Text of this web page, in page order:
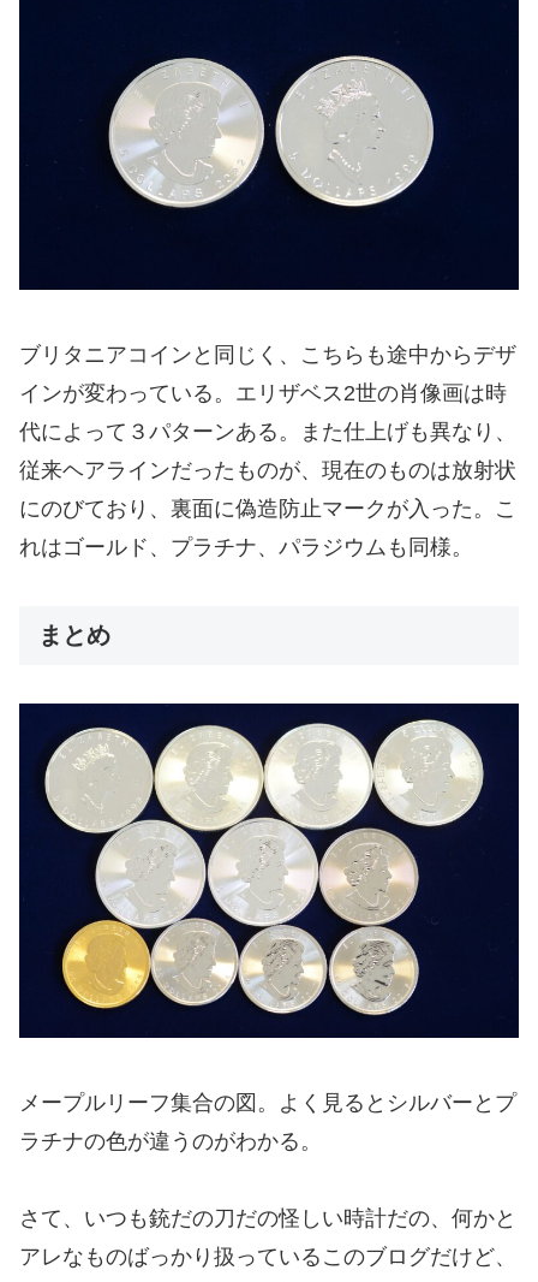
ブリタニアコインと同じく、こちらも途中からデザ
インが変わっている。エリザベス2世の肖像画は時
代によって３パターンある。また仕上げも異なり、
従来ヘアラインだったものが、現在のものは放射状
にのびており、裏面に偽造防止マークが入った。こ
れはゴールド、プラチナ、パラジウムも同様。
まとめ
メープルリーフ集合の図。よく見るとシルバーとプ
ラチナの色が違うのがわかる。
さて、いつも銃だの刀だの怪しい時計だの、何かと
アレなものばっかり扱っているこのブログだけど、